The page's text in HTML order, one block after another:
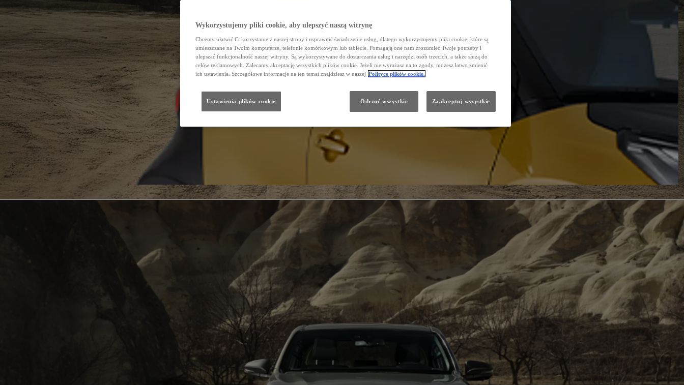
Wykorzystujemy pliki cookie, aby ulepszyć naszą witrynę
Chcemy ułatwić Ci korzystanie z naszej strony i usprawnić świadczenie usług, dlatego wykorzystujemy pliki cookie, które są
umieszczane na Twoim komputerze, telefonie komórkowym lub tablecie. Pomagają one nam zrozumieć Twoje potrzeby i
ulepszać funkcjonalność naszej witryny. Są wykorzystywane do dostarczania usług i narzędzi osób trzecich, a także służą do
celów reklamowych. Zalecamy akceptację wszystkich plików cookie. Jeżeli nie wyrażasz na to zgody, możesz łatwo zmienić
ich ustawienia. Szczegółowe informacje na ten temat znajdziesz w naszej Polityce plików cookie.
Odrzuć wszystkie Zaakceptuj wszystkie
Ustawienia plików cookie